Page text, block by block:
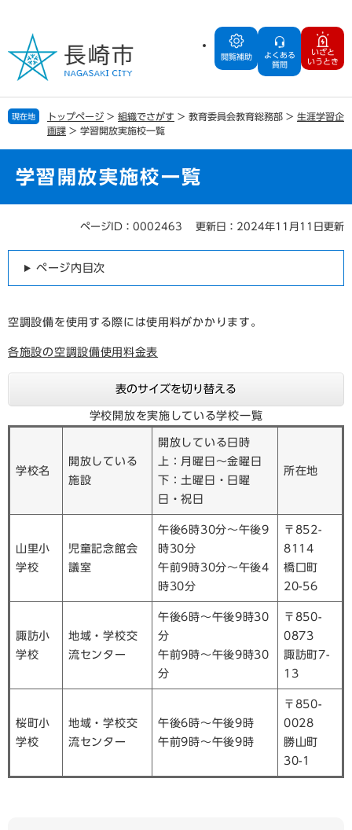
の
で
す
ー
ば
し
閲覧補助
よくある
質問
いざと
いうとき
現在地 トップページ > 組織でさがす > 教育委員会教育総務部 > 生涯学習企
画課 > 学習開放実施校一覧
学習開放実施校一覧
ページID：0002463 更新日：2024年11月11日更新
ページ内目次
空調設備を使用する際には使用料がかかります。
各施設の空調設備使用料金表
表のサイズを切り替える
学校開放を実施している学校一覧
学校名
開放している
施設
開放している日時
上：月曜日～金曜日
下：土曜日・日曜
日・祝日
所在地
山里小
学校
児童記念館会
議室
午後6時30分～午後9
時30分
午前9時30分～午後4
時30分
〒852-
8114
橋口町
20-56
諏訪小
学校
地域・学校交
流センター
午後6時～午後9時30
分
午前9時～午後9時30
分
〒850-
0873
諏訪町7-
13
桜町小
学校
地域・学校交
流センター
午後6時～午後9時
午前9時～午後9時
〒850-
0028
勝山町
30-1